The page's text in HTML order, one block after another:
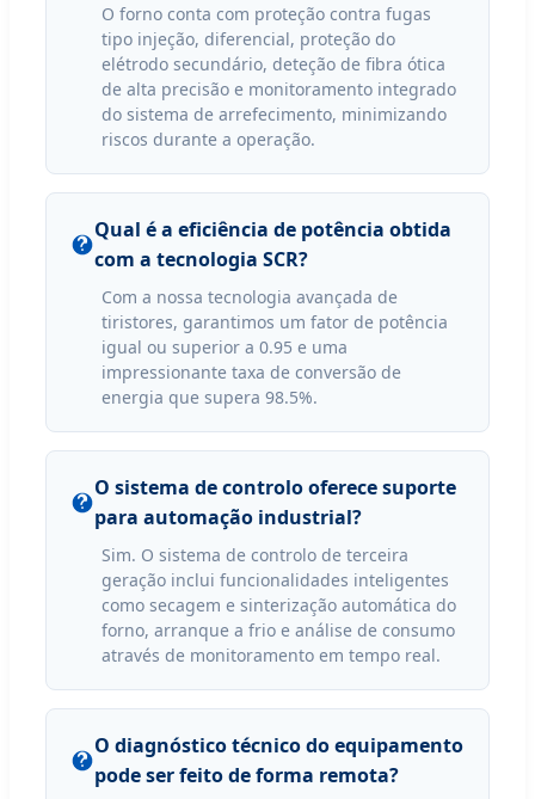
O forno conta com proteção contra fugas
tipo injeção, diferencial, proteção do
elétrodo secundário, deteção de fibra ótica
de alta precisão e monitoramento integrado
do sistema de arrefecimento, minimizando
riscos durante a operação.
Qual é a eficiência de potência obtida
com a tecnologia SCR?
Com a nossa tecnologia avançada de
tiristores, garantimos um fator de potência
igual ou superior a 0.95 e uma
impressionante taxa de conversão de
energia que supera 98.5%.
O sistema de controlo oferece suporte
para automação industrial?
Sim. O sistema de controlo de terceira
geração inclui funcionalidades inteligentes
como secagem e sinterização automática do
forno, arranque a frio e análise de consumo
através de monitoramento em tempo real.
O diagnóstico técnico do equipamento
pode ser feito de forma remota?